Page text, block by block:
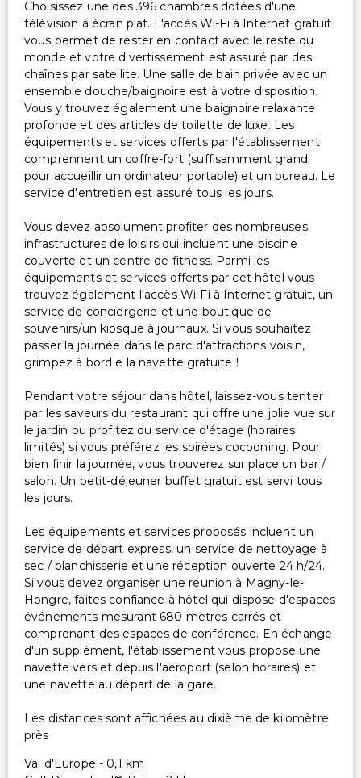
Choisissez une des 396 chambres dotées d'une
télévision à écran plat. L'accès Wi-Fi à Internet gratuit
vous permet de rester en contact avec le reste du
monde et votre divertissement est assuré par des
chaînes par satellite. Une salle de bain privée avec un
ensemble douche/baignoire est à votre disposition.
Vous y trouvez également une baignoire relaxante
profonde et des articles de toilette de luxe. Les
équipements et services offerts par l'établissement
comprennent un coffre-fort (suffisamment grand
pour accueillir un ordinateur portable) et un bureau. Le
service d'entretien est assuré tous les jours.
Vous devez absolument profiter des nombreuses
infrastructures de loisirs qui incluent une piscine
couverte et un centre de fitness. Parmi les
équipements et services offerts par cet hôtel vous
trouvez également l'accès Wi-Fi à Internet gratuit, un
service de conciergerie et une boutique de
souvenirs/un kiosque à journaux. Si vous souhaitez
passer la journée dans le parc d'attractions voisin,
grimpez à bord e la navette gratuite !
Pendant votre séjour dans hôtel, laissez-vous tenter
par les saveurs du restaurant qui offre une jolie vue sur
le jardin ou profitez du service d'étage (horaires
limités) si vous préférez les soirées cocooning. Pour
bien finir la journée, vous trouverez sur place un bar /
salon. Un petit-déjeuner buffet gratuit est servi tous
les jours.
Les équipements et services proposés incluent un
service de départ express, un service de nettoyage à
sec / blanchisserie et une réception ouverte 24 h/24.
Si vous devez organiser une réunion à Magny-le-
Hongre, faites confiance à hôtel qui dispose d'espaces
événements mesurant 680 mètres carrés et
comprenant des espaces de conférence. En échange
d'un supplément, l'établissement vous propose une
navette vers et depuis l'aéroport (selon horaires) et
une navette au départ de la gare.
Les distances sont affichées au dixième de kilomètre
près
Val d'Europe - 0,1 km